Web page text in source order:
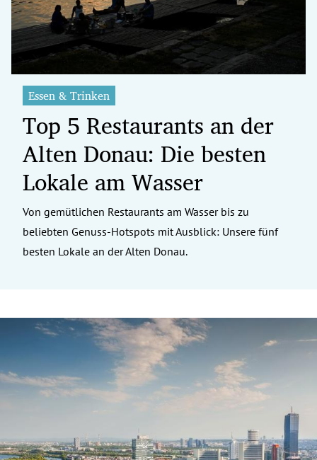
Essen & Trinken
Top 5 Restaurants an der
Alten Donau: Die besten
Lokale am Wasser
Von gemütlichen Restaurants am Wasser bis zu
beliebten Genuss-Hotspots mit Ausblick: Unsere fünf
besten Lokale an der Alten Donau.